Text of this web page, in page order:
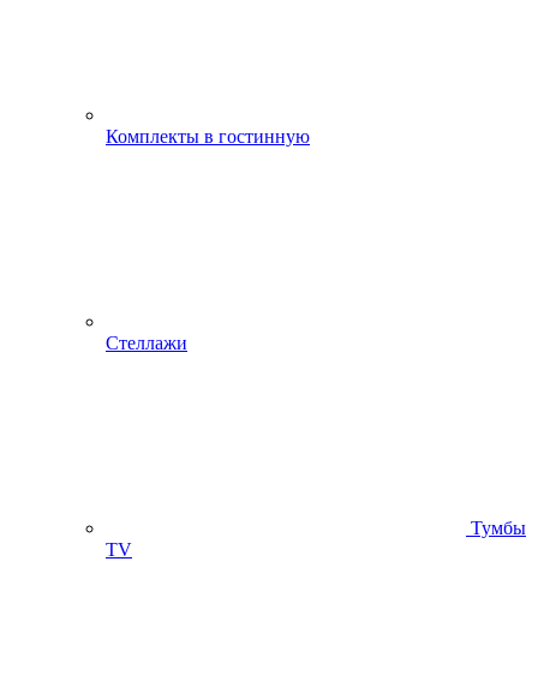
Комплекты в гостинную
Стеллажи
Тумбы
ТV